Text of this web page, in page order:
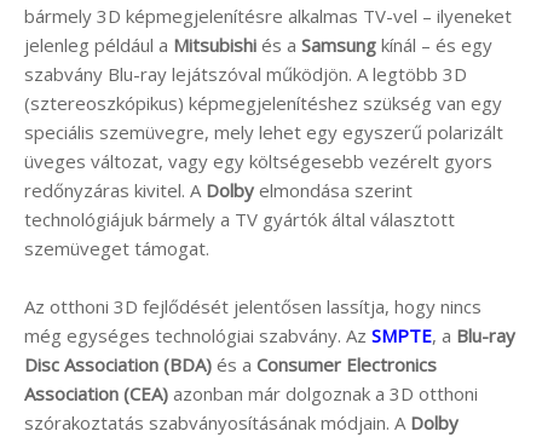
bármely 3D képmegjelenítésre alkalmas TV-vel – ilyeneket
jelenleg például a Mitsubishi és a Samsung kínál – és egy
szabvány Blu-ray lejátszóval működjön. A legtöbb 3D
(sztereoszkópikus) képmegjelenítéshez szükség van egy
speciális szemüvegre, mely lehet egy egyszerű polarizált
üveges változat, vagy egy költségesebb vezérelt gyors
redőnyzáras kivitel. A Dolby elmondása szerint
technológiájuk bármely a TV gyártók által választott
szemüveget támogat.
Az otthoni 3D fejlődését jelentősen lassítja, hogy nincs
még egységes technológiai szabvány. Az SMPTE, a Blu-ray
Disc Association (BDA) és a Consumer Electronics
Association (CEA) azonban már dolgoznak a 3D otthoni
szórakoztatás szabványosításának módjain. A Dolby